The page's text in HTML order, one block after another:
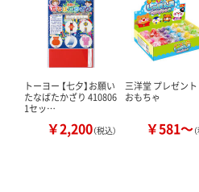
トーヨー 【七夕】お願い
たなばたかざり 410806
1セッ…
￥2,200（税込）
三洋堂 プレゼント
おもちゃ
￥581～